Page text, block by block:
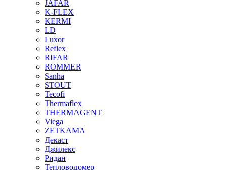
JAFAR
K-FLEX
KERMI
LD
Luxor
Reflex
RIFAR
ROMMER
Sanha
STOUT
Tecofi
Thermaflex
THERMAGENT
Viega
ZETKAMA
Декаст
Джилекс
Ридан
Тепловодомер